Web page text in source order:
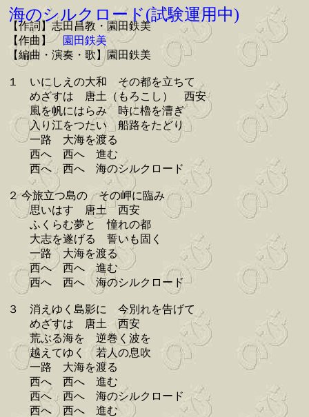
海のシルクロード(試験運用中)
【作詞】志田昌教・園田鉄美
【作曲】 園田鉄美
【編曲・演奏・歌】園田鉄美
１ いにしえの大和 その都を立ちて
めざすは 唐土（もろこし） 西安
風を帆にはらみ 時に櫓を漕ぎ
入り江をつたい 船路をたどり
一路 大海を渡る
西へ 西へ 進む
西へ 西へ 海のシルクロード
２ 今旅立つ島の その岬に臨み
思いはす 唐土 西安
ふくらむ夢と 憧れの都
大志を遂げる 誓いも固く
一路 大海を渡る
西へ 西へ 進む
西へ 西へ 海のシルクロード
３ 消えゆく島影に 今別れを告げて
めざすは 唐土 西安
荒ぶる海を 逆巻く波を
越えてゆく 若人の息吹
一路 大海を渡る
西へ 西へ 進む
西へ 西へ 海のシルクロード
西へ 西へ 進む